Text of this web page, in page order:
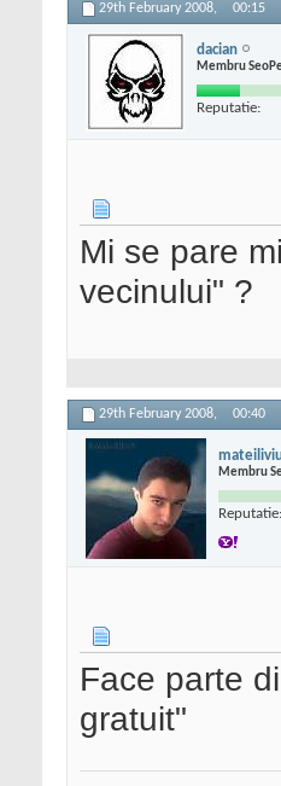
29th February 2008, 00:15
dacian
Membru
Reputatie:
Mi se pare
vecinului" ?
29th February 2008, 00:40
Membru
Reputatie:
Face parte
gratuit"